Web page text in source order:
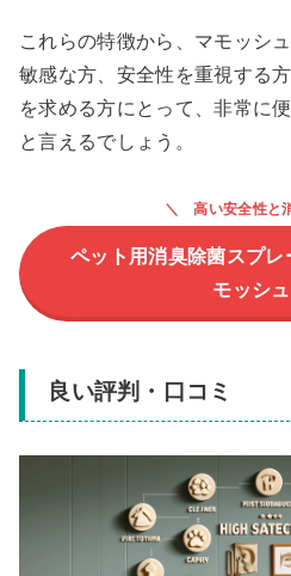
これらの特徴から、マモッシ
敏感な方、安全性を重視する
を求める方にとって、非常に
と言えるでしょう。
高い安全性と
ペット用消臭除菌スプ
モッシュ
良い評判・口コミ